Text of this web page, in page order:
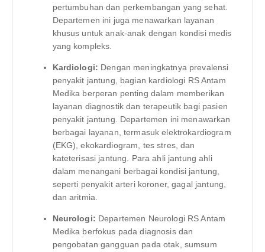
pertumbuhan dan perkembangan yang sehat.
Departemen ini juga menawarkan layanan
khusus untuk anak-anak dengan kondisi medis
yang kompleks.
Kardiologi: Dengan meningkatnya prevalensi
penyakit jantung, bagian kardiologi RS Antam
Medika berperan penting dalam memberikan
layanan diagnostik dan terapeutik bagi pasien
penyakit jantung. Departemen ini menawarkan
berbagai layanan, termasuk elektrokardiogram
(EKG), ekokardiogram, tes stres, dan
kateterisasi jantung. Para ahli jantung ahli
dalam menangani berbagai kondisi jantung,
seperti penyakit arteri koroner, gagal jantung,
dan aritmia.
Neurologi: Departemen Neurologi RS Antam
Medika berfokus pada diagnosis dan
pengobatan gangguan pada otak, sumsum